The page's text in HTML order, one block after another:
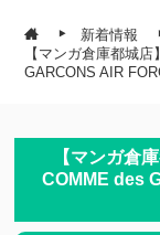
新着情報
【マンガ倉庫都城
GARCONS AIR
【マンガ倉
COMME des